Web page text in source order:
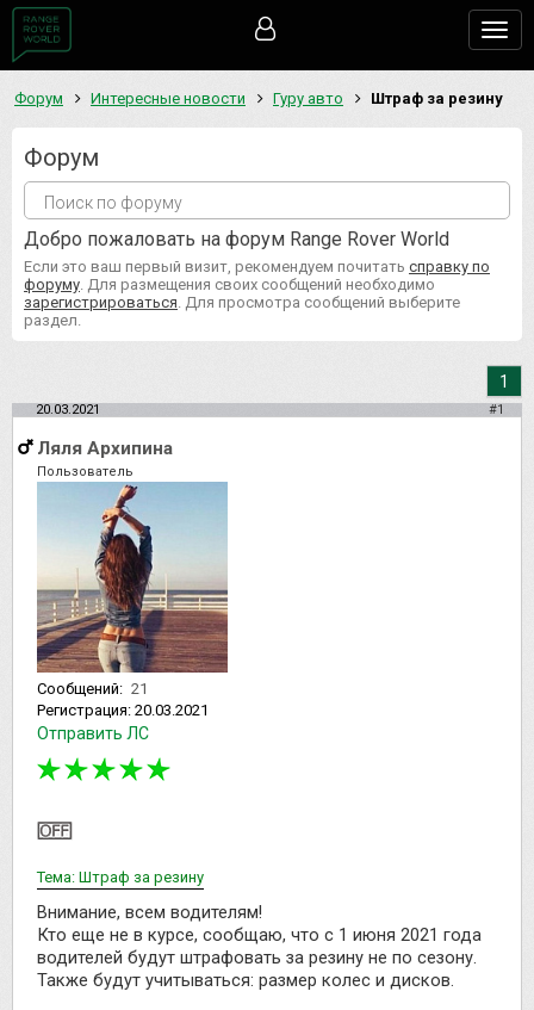
Форум Интересные новости Гуру авто Штраф за резину
Форум
Добро пожаловать на форум Range Rover World
Если это ваш первый визит, рекомендуем почитать справку по
форуму . Для размещения своих сообщений необходимо
зарегистрироваться . Для просмотра сообщений выберите
раздел.
1
20.03.2021 #1
Ляля Архипина
Пользователь
Сообщений: 21
Регистрация: 20.03.2021
Отправить ЛС
Тема: Штраф за резину
Внимание, всем водителям!
Кто еще не в курсе, сообщаю, что с 1 июня 2021 года
водителей будут штрафовать за резину не по сезону.
Также будут учитываться: размер колес и дисков.